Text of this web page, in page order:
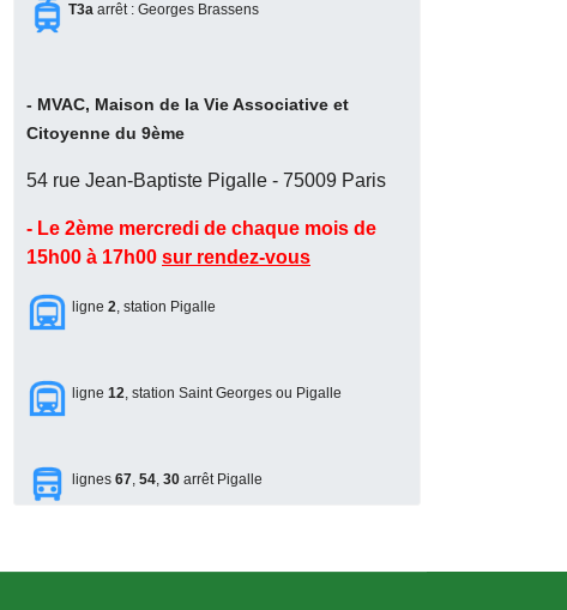
T3a arrêt : Georges Brassens
- MVAC, Maison de la Vie Associative et
Citoyenne du 9ème
54 rue Jean-Baptiste Pigalle - 75009 Paris
- Le 2ème mercredi de chaque mois de
15h00 à 17h00 sur rendez-vous
ligne 2, station Pigalle
ligne 12, station Saint Georges ou Pigalle
lignes 67, 54, 30 arrêt Pigalle